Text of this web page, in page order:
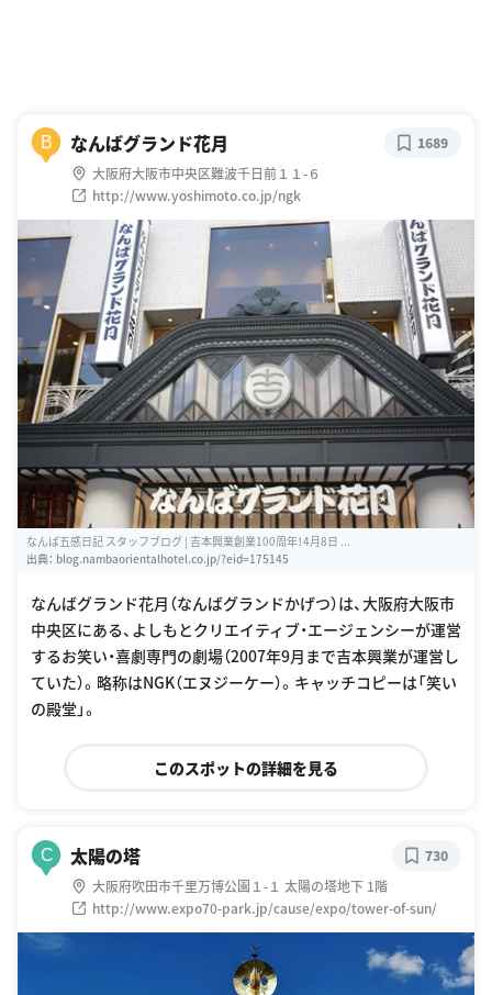
B なんばグランド花月
大阪府大阪市中央区難波千日前１１-６
http://www.yoshimoto.co.jp/ngk
1689
なんば五感日記 スタッフブログ | 吉本興業創業100周年！4月8日 ...
出典： blog.nambaorientalhotel.co.jp/?eid=175145
なんばグランド花月（なんばグランドかげつ）は、大阪府大阪市
中央区にある、よしもとクリエイティブ・エージェンシーが運営
するお笑い・喜劇専門の劇場（2007年9月まで吉本興業が運営し
ていた）。略称はNGK（エヌジーケー）。キャッチコピーは「笑い
の殿堂」。
このスポットの詳細を見る
C 太陽の塔
大阪府吹田市千里万博公園１-１ 太陽の塔地下 1階
http://www.expo70-park.jp/cause/expo/tower-of-sun/
730